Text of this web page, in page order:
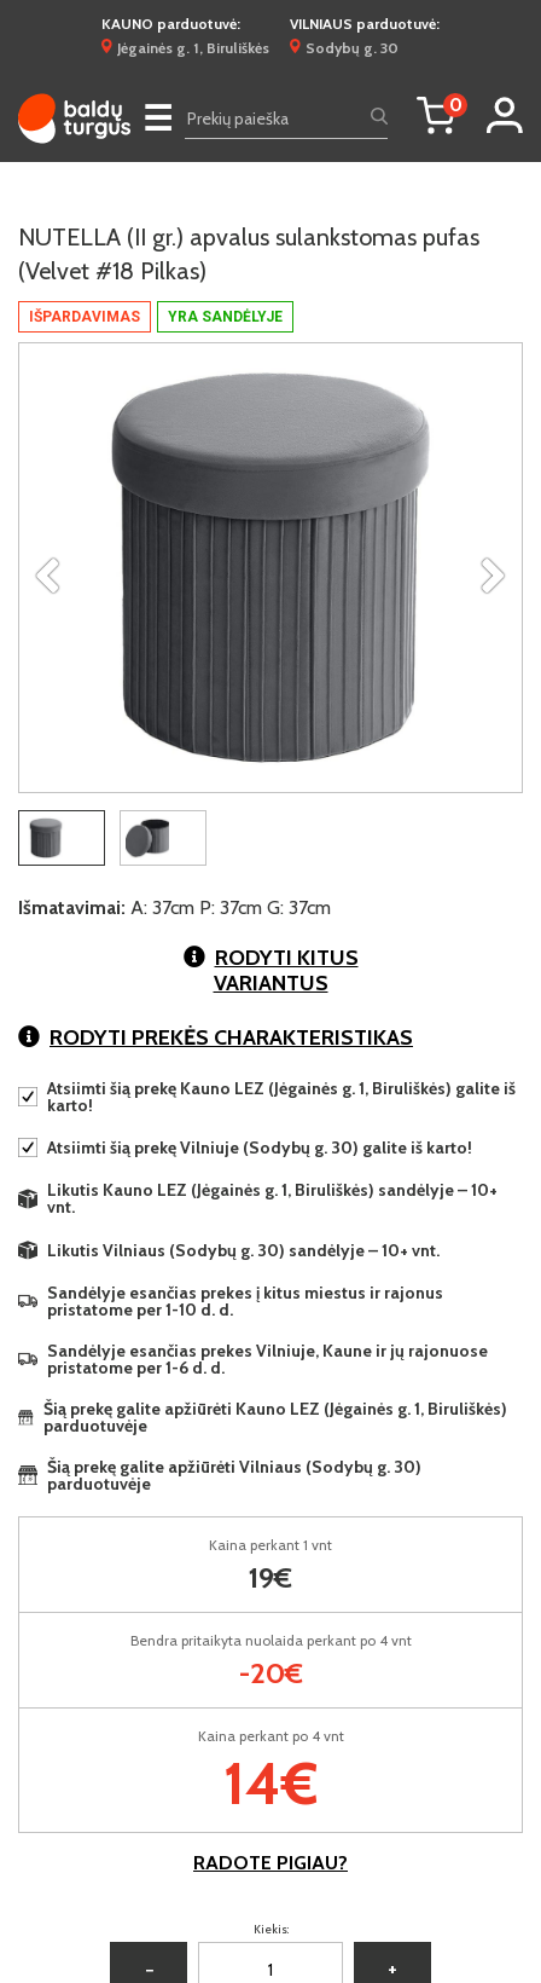
KAUNO parduotuvė:
Jėgainės g. 1, Biruliškės
VILNIAUS parduotuvė:
Sodybų g. 30
☰ 0
IŠPARDAVIMAS YRA SANDĖLYJE
NUTELLA (II gr.) apvalus sulankstomas pufas
(Velvet #18 Pilkas)
Išmatavimai: A: 37cm P: 37cm G: 37cm
RODYTI KITUS
VARIANTUS
RODYTI PREKĖS CHARAKTERISTIKAS
Atsiimti šią prekę Kauno LEZ (Jėgainės g. 1, Biruliškės) galite iš
karto!
Atsiimti šią prekę Vilniuje (Sodybų g. 30) galite iš karto!
Likutis Kauno LEZ (Jėgainės g. 1, Biruliškės) sandėlyje – 10+
vnt.
Likutis Vilniaus (Sodybų g. 30) sandėlyje – 10+ vnt.
Sandėlyje esančias prekes į kitus miestus ir rajonus
pristatome per 1-10 d. d.
Sandėlyje esančias prekes Vilniuje, Kaune ir jų rajonuose
pristatome per 1-6 d. d.
Šią prekę galite apžiūrėti Kauno LEZ (Jėgainės g. 1, Biruliškės)
parduotuvėje
Šią prekę galite apžiūrėti Vilniaus (Sodybų g. 30)
parduotuvėje
Kaina perkant po 4 vnt
14€
Kaina perkant 1 vnt
19€
Bendra pritaikyta nuolaida perkant po 4 vnt
-20€
RADOTE PIGIAU?
Kiekis:
− +